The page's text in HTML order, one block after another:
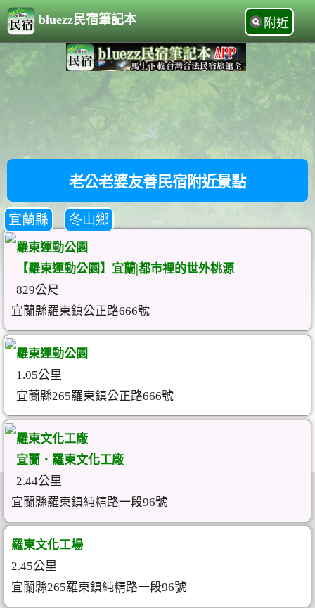
bluezz民宿筆記本 附近
老公老婆友善民宿附近景點
宜蘭縣 冬山鄉
羅東運動公園
【羅東運動公園】宜蘭|都市裡的世外桃源
829公尺
宜蘭縣羅東鎮公正路666號
羅東運動公園
1.05公里
宜蘭縣265羅東鎮公正路666號
羅東文化工廠
宜蘭．羅東文化工廠
2.44公里
宜蘭縣羅東鎮純精路一段96號
羅東文化工場
2.45公里
宜蘭縣265羅東鎮純精路一段96號